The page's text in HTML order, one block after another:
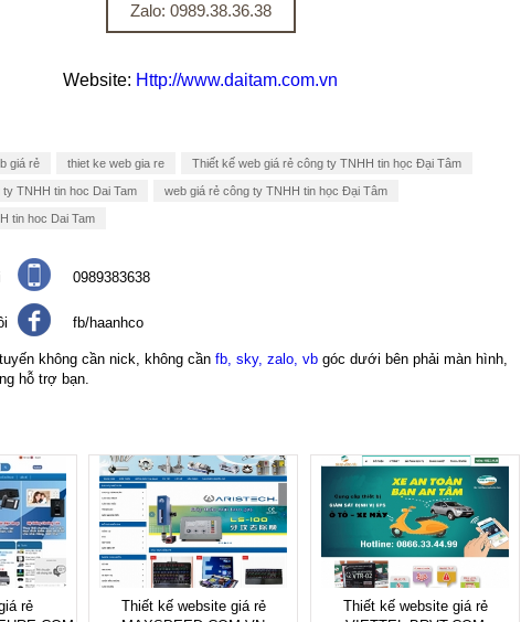
Zalo: 0989.38.36.38
Website: Http://www.daitam.com.vn
giá rẻ thiet ke web gia re Thiết kế web giá rẻ công ty TNHH tin học Đại Tâm
TNHH tin hoc Dai Tam web giá rẻ công ty TNHH tin học Đại Tâm
tin hoc Dai Tam
0989383638
fb/haanhco
không cần nick, không cần fb, sky, zalo, vb góc dưới bên phải màn hình,
hỗ trợ bạn.
rẻ
Thiết kế website giá rẻ
Thiết kế website giá rẻ